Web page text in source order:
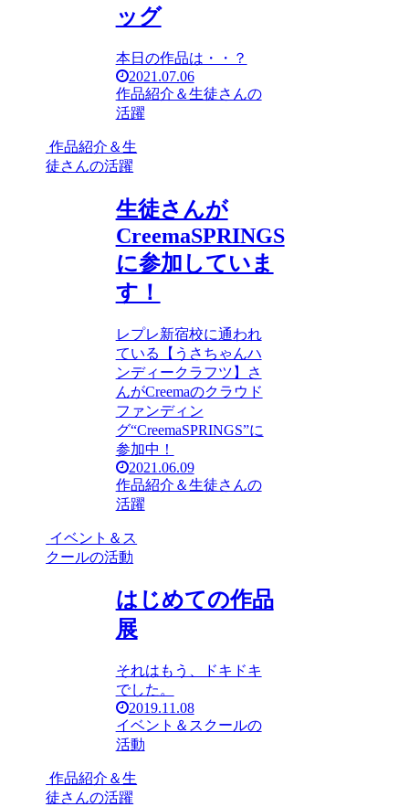
ッグ
本日の作品は・・？
2021.07.06
作品紹介＆生徒さんの
活躍
作品紹介＆生
徒さんの活躍
生徒さんが
CreemaSPRINGS
に参加していま
す！
レプレ新宿校に通われ
ている【うさちゃんハ
ンディークラフツ】さ
んがCreemaのクラウド
ファンディン
グ“CreemaSPRINGS”に
参加中！
2021.06.09
作品紹介＆生徒さんの
活躍
イベント＆ス
クールの活動
はじめての作品
展
それはもう、ドキドキ
でした。
2019.11.08
イベント＆スクールの
活動
作品紹介＆生
徒さんの活躍